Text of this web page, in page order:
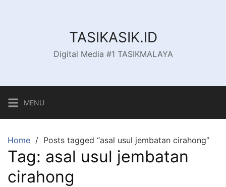
TASIKASIK.ID
Digital Media #1 TASIKMALAYA
MENU
Home Posts tagged “asal usul jembatan cirahong”
Tag: asal usul jembatan
cirahong